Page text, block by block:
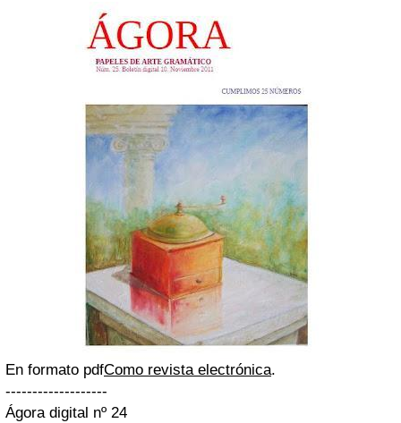
En formato pdfComo revista electrónica.
-------------------
Ágora digital nº 24